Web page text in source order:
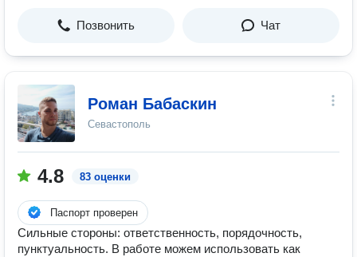
Позвонить Чат
Роман Бабаскин
Севастополь
4.8 83 оценки
Паспорт проверен
Сильные стороны: ответственность, порядочность,
пунктуальность. В работе можем использовать как